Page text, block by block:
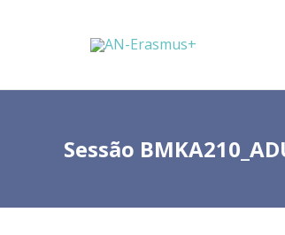
Sessão